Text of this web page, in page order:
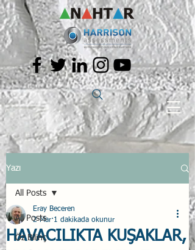
Yazı
All Posts
Öz Bilinç
All Posts
HAVACILIKTA KUŞAKLAR,
Eray Beceren
2 Mar 1 dakikada okunur